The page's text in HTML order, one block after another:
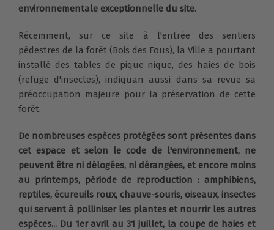
environnementale exceptionnelle du site.
Récemment, sur ce site à l'entrée des sentiers
pédestres de la forêt (Bois des Fous), la Ville a pourtant
installé des tables de pique nique, des haies de bois
(refuge d'insectes), indiquan aussi dans sa revue sa
préoccupation majeure pour la préservation de cette
forêt.
De nombreuses espèces protégées sont présentes dans
cet espace et selon le code de l'environnement, ne
peuvent être ni délogées, ni dérangées, et encore moins
au printemps, période de reproduction : amphibiens,
reptiles, écureuils roux, chauve-souris, oiseaux, insectes
qui servent à polliniser les plantes et nourrir les autres
espèces... Du 1er avril au 31 juillet, la coupe de haies et